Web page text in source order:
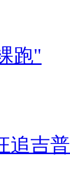
跑"
追吉